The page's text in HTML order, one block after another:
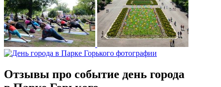
Отзывы про событие день города